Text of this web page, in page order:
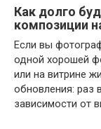
Как долго
композиции
Если вы
одной хорошей
или на витрине
обновления: раз
зависимости от